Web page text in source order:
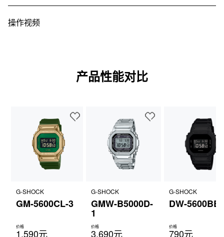
操作视频
产品性能对比
G-SHOCK
GM-5600CL-3
价格
1,590元
G-SHOCK
GMW-B5000D-
1
价格
3,690元
G-SHOCK
DW-
价格
790元